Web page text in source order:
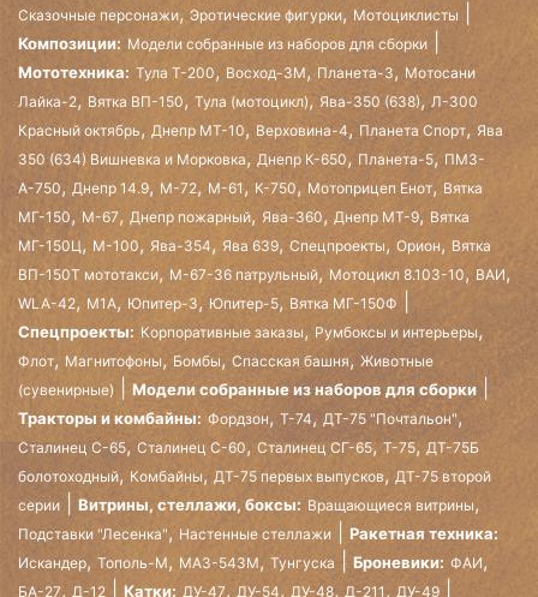
Сказочные персонажи, Эротические фигурки, Мотоциклисты
Композиции: Модели собранные из наборов для сборки
Мототехника: Тула Т-200, Восход-3М, Планета-3, Мотосани
Лайка-2, Вятка ВП-150, Тула (мотоцикл),Ява-350 (638), Л-300
Красный октябрь, Днепр МТ-10, Верховина-4,Планета Спорт, Ява
350 (634) Вишневка и Морковка, Днепр К-650, Планета-5, ПМЗ-
А-750, Днепр 14.9, М-72,М-61 , К-750,Мотоприцеп Енот, Вятка
МГ-150, М-67, Днепр пожарный, Ява-360, Днепр МТ-9, Вятка
МГ-150Ц, М-100, Ява-354, Ява 639, Спецпроекты, Орион, Вятка
ВП-150Т мототакси, М-67-36 патрульный, Мотоцикл 8.103-10, ВАИ,
WLA-42, М1А, Юпитер-3, Юпитер-5, Вятка МГ-150Ф
Спецпроекты: Корпоративные заказы, Румбоксы и интерьеры,
Флот, Магнитофоны, Бомбы, Спасская башня, Животные
(сувенирные)
Модели собранные из наборов для сборки
Тракторы и комбайны: Фордзон, Т-74, ДТ-75 "Почтальон",
Сталинец С-65, Сталинец С-60, Сталинец СГ-65,Т-75, ДТ-75Б
болотоходный, Комбайны, ДТ-75 первых выпусков, ДТ-75 второй
серии
Витрины, стеллажи, боксы: Вращающиеся витрины,
Подставки "Лесенка", Настенные стеллажи Ракетная техника:
Искандер, Тополь-М, МАЗ-543М, Тунгуска Броневики: ФАИ,
БА-27, Д-12 Катки: ДУ-47, ДУ-54, ДУ-48,Д-211, ДУ-49